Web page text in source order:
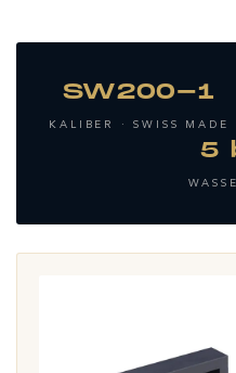
SW200-1
KALIBER · SWISS MADE
5